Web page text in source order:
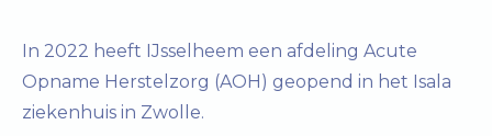
In 2022 heeft IJsselheem een afdeling Acute
Opname Herstelzorg (AOH) geopend in het Isala
ziekenhuis in Zwolle.